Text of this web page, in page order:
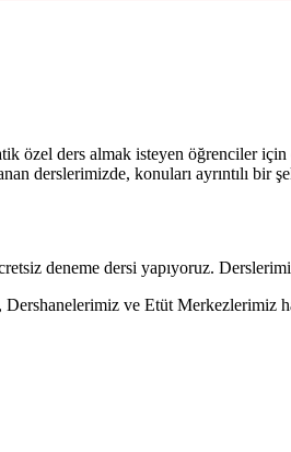
ders almak isteyen öğrenciler
derslerimizde, konuları ayrıntılı
deneme dersi yapıyoruz.
ve Etüt Merkezlerimiz